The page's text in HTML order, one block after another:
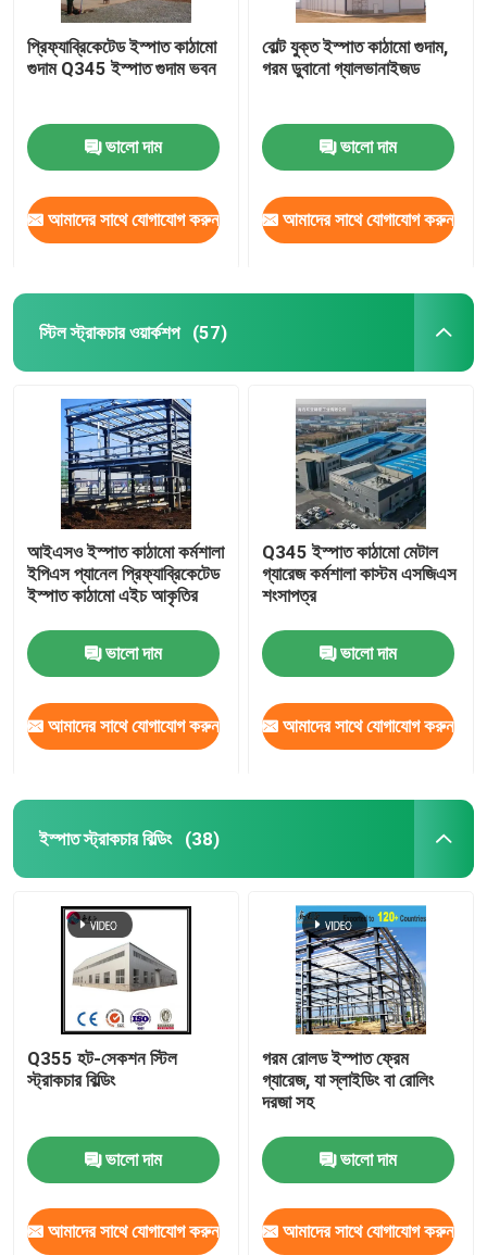
প্রিফ্যাব্রিকেটেড ইস্পাত কাঠামো
গুদাম Q345 ইস্পাত গুদাম ভবন
ভালো দাম
আমাদের সাথে যোগাযোগ করুন
বোল্ট যুক্ত ইস্পাত কাঠামো গুদাম,
গরম ডুবানো গ্যালভানাইজড
ভালো দাম
আমাদের সাথে যোগাযোগ করুন
স্টিল স্ট্রাকচার ওয়ার্কশপ (57)
আইএসও ইস্পাত কাঠামো কর্মশালা
ইপিএস প্যানেল প্রিফ্যাব্রিকেটেড
ইস্পাত কাঠামো এইচ আকৃতির
ভালো দাম
আমাদের সাথে যোগাযোগ করুন
Q345 ইস্পাত কাঠামো মেটাল
গ্যারেজ কর্মশালা কাস্টম এসজিএস
শংসাপত্র
ভালো দাম
আমাদের সাথে যোগাযোগ করুন
ইস্পাত স্ট্রাকচার বিল্ডিং (38)
Q355 হট-সেকশন স্টিল
স্ট্রাকচার বিল্ডিং
ভালো দাম
আমাদের সাথে যোগাযোগ করুন
গরম রোলড ইস্পাত ফ্রেম
গ্যারেজ, যা স্লাইডিং বা রোলিং
দরজা সহ
ভালো দাম
আমাদের সাথে যোগাযোগ করুন